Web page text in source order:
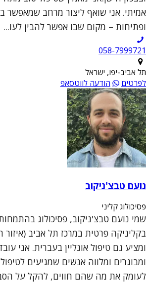
אמיתי. אני שואף ליצור מרחב שמאפשר
ופתיחות – מקום שבו אפשר להבין לעו...
תל אביב-יפו, ישראל
לפרטים
הודעה לווטסאפ
נועם טבצ'ניקוב
פסיכולוג קליני
שמי נועם טבצ'ניקוב, פסיכולוג
בקליניקה פרטית במרכז תל אביב (איזור
ומציע גם טיפול אונליין בעברית. אני
ומבוגרים ומלווה אנשים שמגיעים
לעומק את מה שהם חווים, להקל על